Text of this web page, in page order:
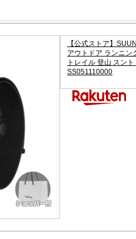
【公式ストア】
アウトドア ランニ
トレイル 登山 スン
SS051110000